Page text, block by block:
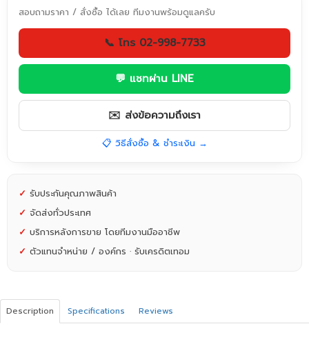
สอบถามราคา / สั่งซื้อ ได้เลย ทีมงานพร้อมดูแลครับ
📞 โทร 02-998-7733
💬 แชทผ่าน LINE
✉️ ส่งข้อความถึงเรา
📋 วิธีสั่งซื้อ & ชำระเงิน →
✓ รับประกันคุณภาพสินค้า
✓ จัดส่งทั่วประเทศ
✓ บริการหลังการขาย โดยทีมงานมืออาชีพ
✓ ตัวแทนจำหน่าย / องค์กร · รับเครดิตเทอม
Description Specifications Reviews